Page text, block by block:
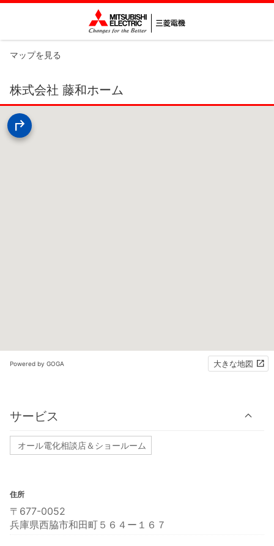
マップを見る
株式会社 藤和ホーム
Powered by GOGA 大きな地図
サービス
オール電化相談店＆ショールーム
住所
〒677-0052
兵庫県西脇市和田町５６４ー１６７